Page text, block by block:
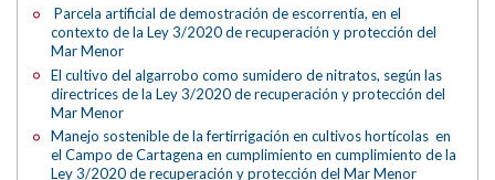
Parcela artificial de demostración de escorrentía, en el
contexto de la Ley 3/2020 de recuperación y protección del
Mar Menor
El cultivo del algarrobo como sumidero de nitratos, según las
directrices de la Ley 3/2020 de recuperación y protección del
Mar Menor
Manejo sostenible de la fertirrigación en cultivos hortícolas en
el Campo de Cartagena en cumplimiento en cumplimiento de la
Ley 3/2020 de recuperación y protección del Mar Menor